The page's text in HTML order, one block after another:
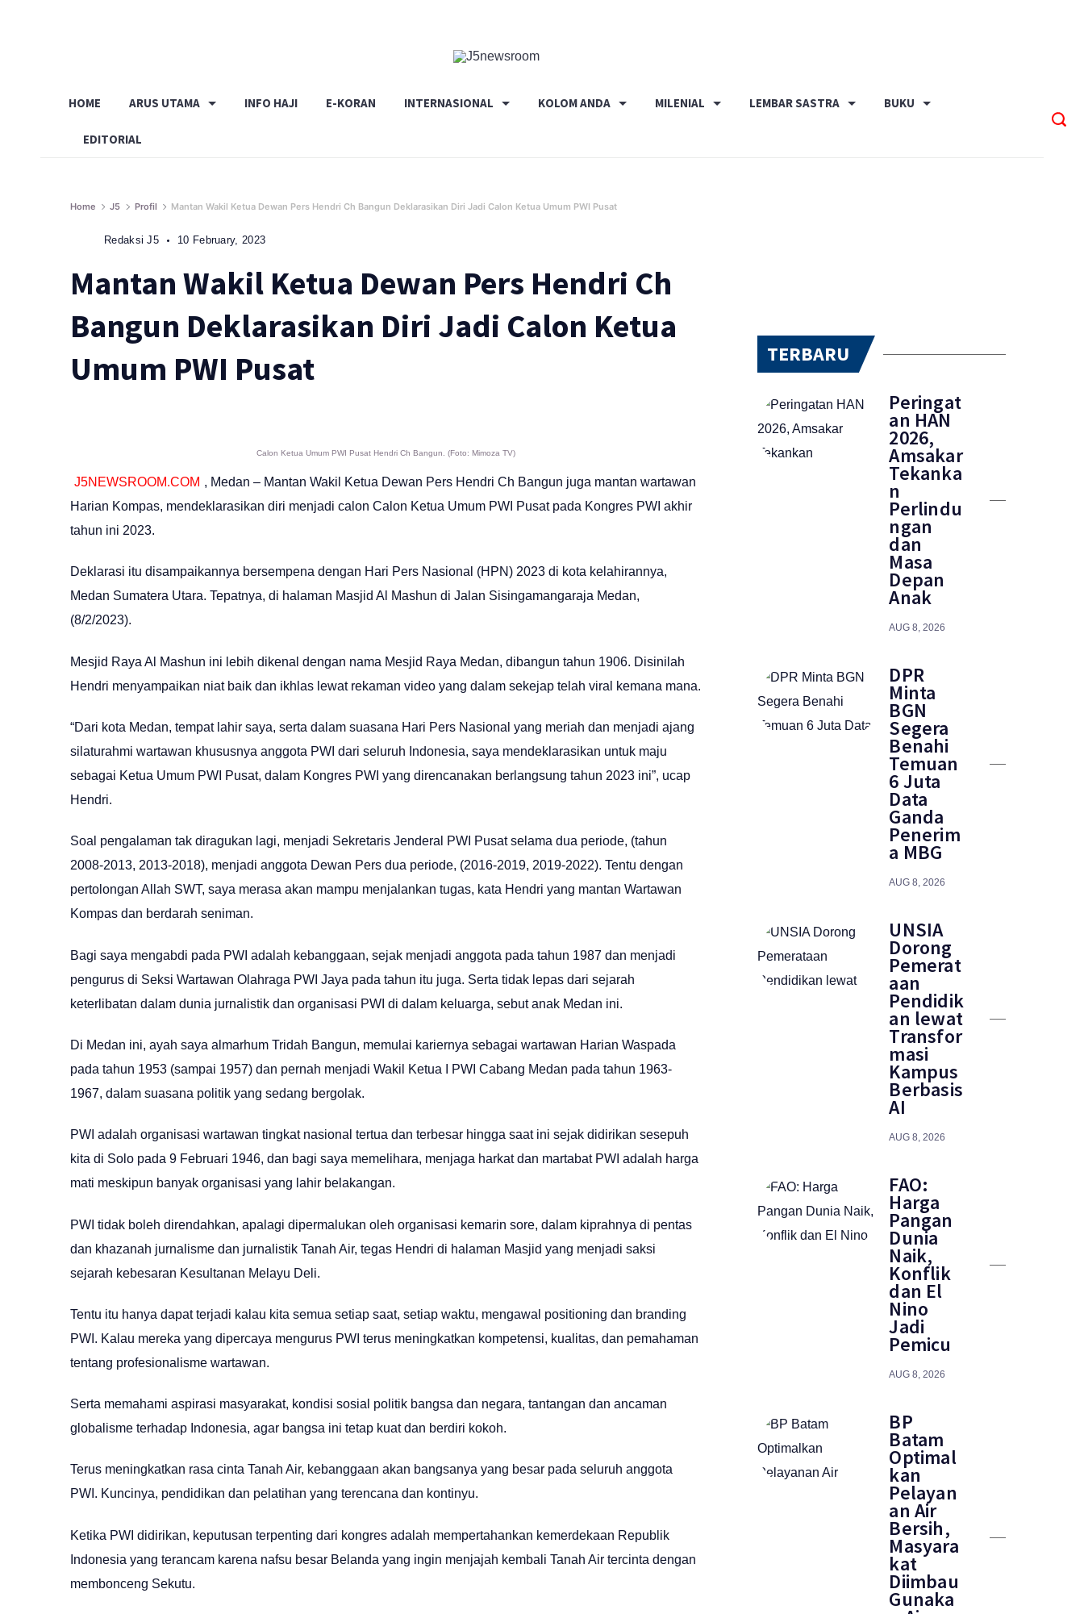
Pers
HOME ARUS UTAMA INFO HAJI E-KORAN INTERNASIONAL KOLOM ANDA MILENIAL LEMBAR SASTRA BUKU
EDITORIAL
Home J5 Profil Mantan Wakil Ketua Dewan Pers Hendri Ch Bangun Deklarasikan Diri Jadi Calon Ketua Umum PWI Pusat
Redaksi J5 10 February, 2023
Mantan Wakil Ketua Dewan Pers Hendri Ch
Bangun Deklarasikan Diri Jadi Calon Ketua
Umum PWI Pusat
Calon Ketua Umum PWI Pusat Hendri Ch Bangun. (Foto: Mimoza TV)
J5NEWSROOM.COM , Medan – Mantan Wakil Ketua Dewan Pers Hendri Ch Bangun juga mantan wartawan
Harian Kompas, mendeklarasikan diri menjadi calon Calon Ketua Umum PWI Pusat pada Kongres PWI akhir
tahun ini 2023.
Deklarasi itu disampaikannya bersempena dengan Hari Pers Nasional (HPN) 2023 di kota kelahirannya,
Medan Sumatera Utara. Tepatnya, di halaman Masjid Al Mashun di Jalan Sisingamangaraja Medan,
(8/2/2023).
Mesjid Raya Al Mashun ini lebih dikenal dengan nama Mesjid Raya Medan, dibangun tahun 1906. Disinilah
Hendri menyampaikan niat baik dan ikhlas lewat rekaman video yang dalam sekejap telah viral kemana mana.
“Dari kota Medan, tempat lahir saya, serta dalam suasana Hari Pers Nasional yang meriah dan menjadi ajang
silaturahmi wartawan khususnya anggota PWI dari seluruh Indonesia, saya mendeklarasikan untuk maju
sebagai Ketua Umum PWI Pusat, dalam Kongres PWI yang direncanakan berlangsung tahun 2023 ini”, ucap
Hendri.
Soal pengalaman tak diragukan lagi, menjadi Sekretaris Jenderal PWI Pusat selama dua periode, (tahun
2008-2013, 2013-2018), menjadi anggota Dewan Pers dua periode, (2016-2019, 2019-2022). Tentu dengan
pertolongan Allah SWT, saya merasa akan mampu menjalankan tugas, kata Hendri yang mantan Wartawan
Kompas dan berdarah seniman.
Bagi saya mengabdi pada PWI adalah kebanggaan, sejak menjadi anggota pada tahun 1987 dan menjadi
pengurus di Seksi Wartawan Olahraga PWI Jaya pada tahun itu juga. Serta tidak lepas dari sejarah
keterlibatan dalam dunia jurnalistik dan organisasi PWI di dalam keluarga, sebut anak Medan ini.
Di Medan ini, ayah saya almarhum Tridah Bangun, memulai kariernya sebagai wartawan Harian Waspada
pada tahun 1953 (sampai 1957) dan pernah menjadi Wakil Ketua I PWI Cabang Medan pada tahun 1963-
1967, dalam suasana politik yang sedang bergolak.
PWI adalah organisasi wartawan tingkat nasional tertua dan terbesar hingga saat ini sejak didirikan sesepuh
kita di Solo pada 9 Februari 1946, dan bagi saya memelihara, menjaga harkat dan martabat PWI adalah harga
mati meskipun banyak organisasi yang lahir belakangan.
PWI tidak boleh direndahkan, apalagi dipermalukan oleh organisasi kemarin sore, dalam kiprahnya di pentas
dan khazanah jurnalisme dan jurnalistik Tanah Air, tegas Hendri di halaman Masjid yang menjadi saksi
sejarah kebesaran Kesultanan Melayu Deli.
Tentu itu hanya dapat terjadi kalau kita semua setiap saat, setiap waktu, mengawal positioning dan branding
PWI. Kalau mereka yang dipercaya mengurus PWI terus meningkatkan kompetensi, kualitas, dan pemahaman
tentang profesionalisme wartawan.
Serta memahami aspirasi masyarakat, kondisi sosial politik bangsa dan negara, tantangan dan ancaman
globalisme terhadap Indonesia, agar bangsa ini tetap kuat dan berdiri kokoh.
Terus meningkatkan rasa cinta Tanah Air, kebanggaan akan bangsanya yang besar pada seluruh anggota
PWI. Kuncinya, pendidikan dan pelatihan yang terencana dan kontinyu.
Ketika PWI didirikan, keputusan terpenting dari kongres adalah mempertahankan kemerdekaan Republik
Indonesia yang terancam karena nafsu besar Belanda yang ingin menjajah kembali Tanah Air tercinta dengan
membonceng Sekutu.
TERBARU
Peringat
an HAN
2026,
Amsakar
Tekanka
n
Perlindu
ngan
dan
Masa
Depan
Anak
AUG 8, 2026
DPR
Minta
BGN
Segera
Benahi
Temuan
6 Juta
Data
Ganda
Penerim
a MBG
AUG 8, 2026
UNSIA
Dorong
Pemerat
aan
Pendidik
an lewat
Transfor
masi
Kampus
Berbasis
AI
AUG 8, 2026
FAO:
Harga
Pangan
Dunia
Naik,
Konflik
dan El
Nino
Jadi
Pemicu
AUG 8, 2026
BP
Batam
Optimal
kan
Pelayan
an Air
Bersih,
Masyara
kat
Diimbau
Gunaka